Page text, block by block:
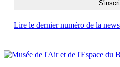
Lire le dernier numéro de la